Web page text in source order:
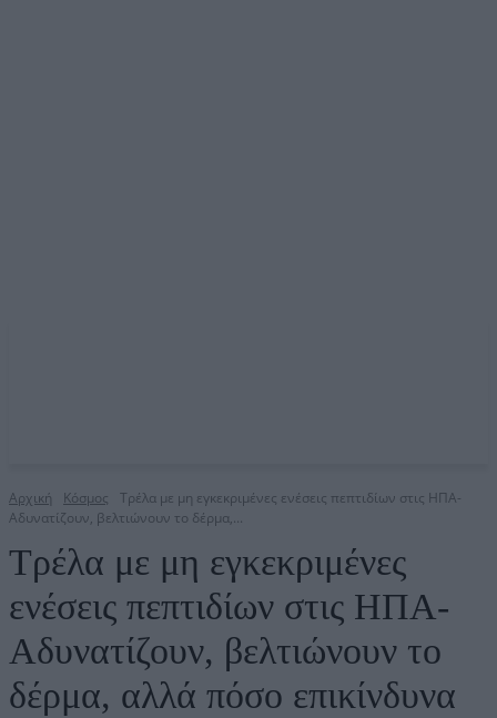
Αρχική Κόσμος
Τρέλα με μη εγκεκριμένες ενέσεις πεπτιδίων στις ΗΠΑ-
Αδυνατίζουν, βελτιώνουν το δέρμα,...
Τρέλα με μη εγκεκριμένες
ενέσεις πεπτιδίων στις ΗΠΑ-
Αδυνατίζουν, βελτιώνουν το
δέρμα, αλλά πόσο επικίνδυνα